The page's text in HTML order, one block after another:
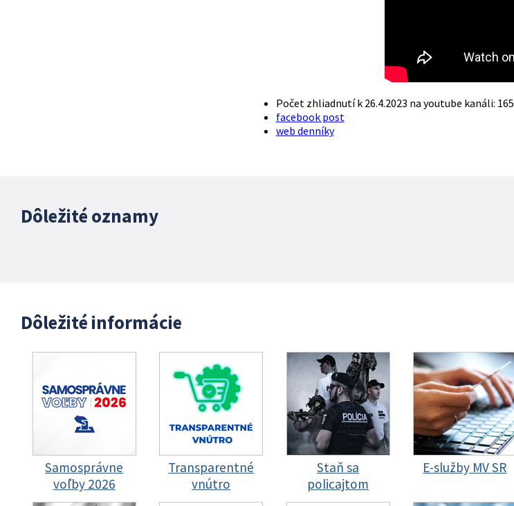
Počet zhliadnutí k 26.4.2023 na youtube kanáli: 165
facebook post
web denníky
Dôležité oznamy
Dôležité informácie
Samosprávne
voľby 2026
Transparentné
vnútro
Staň sa
policajtom
E-služby MV SR